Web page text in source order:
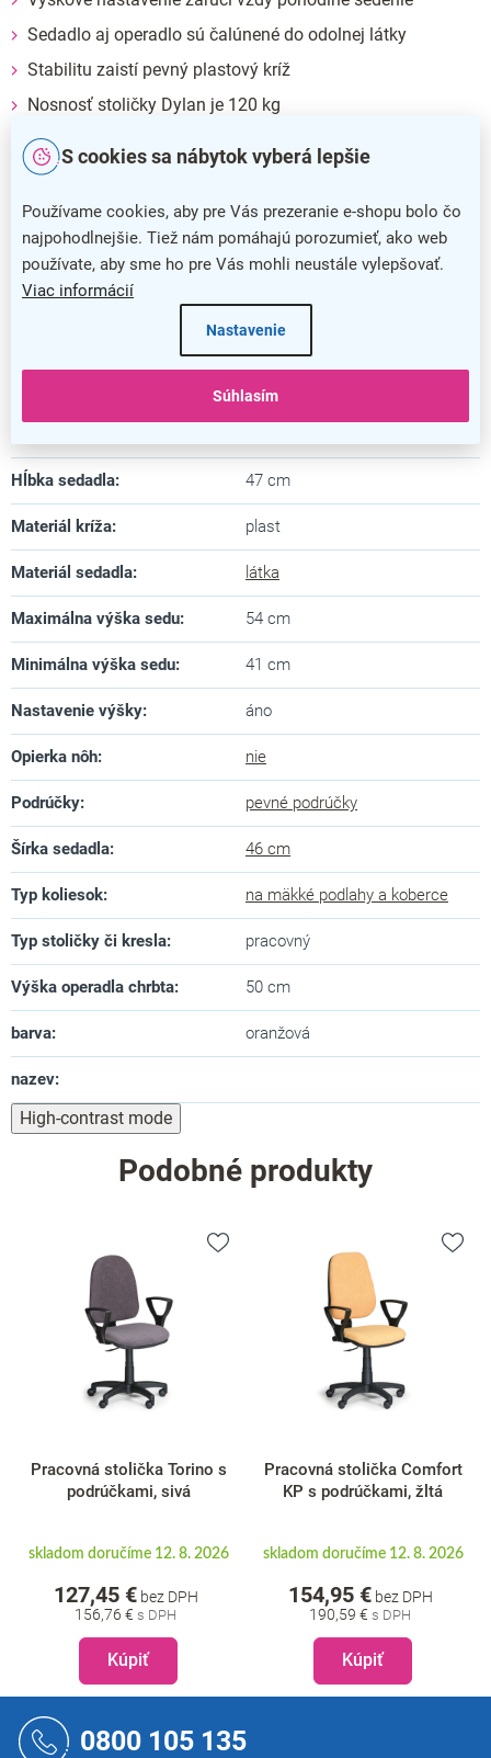
S cookies sa nábytok vyberá lepšie
Používame cookies, aby pre Vás prezeranie e-shopu bolo čo
najpohodlnejšie. Tiež nám pomáhajú porozumieť, ako web
používate, aby sme ho pre Vás mohli neustále vylepšovať.
Viac informácií
Nastavenie
Súhlasím
Sedadlo aj operadlo sú čalúnené do odolnej látky
Stabilitu zaistí pevný plastový kríž
Nosnosť stoličky Dylan je 120 kg
Dodatočné parametre
Kategória Pracovné stoličky
Farba: oranžová
Záruka:
120 kg
106 cm
Hĺbka sedadla: 47 cm
Materiál kríža: plast
Materiál sedadla: látka
Maximálna výška sedu: 54 cm
Minimálna výška sedu: 41 cm
Nastavenie výšky: áno
Opierka nôh: nie
Podrúčky: pevné podrúčky
Šírka sedadla: 46 cm
Typ koliesok: na mäkké podlahy a koberce
Typ stoličky či kresla: pracovný
Výška operadla chrbta: 50 cm
barva: oranžová
nazev:
High-contrast mode
Podobné produkty
Pracovná stolička Torino s
podrúčkami, sivá
skladom doručíme 12. 8. 2026
156,76 €
127,45 €bez DPH
Kúpiť
Pracovná stolička Comfort
KP s podrúčkami, žltá
skladom doručíme 12. 8. 2026
190,59 €
154,95 €bez DPH
Kúpiť
0800 105 135